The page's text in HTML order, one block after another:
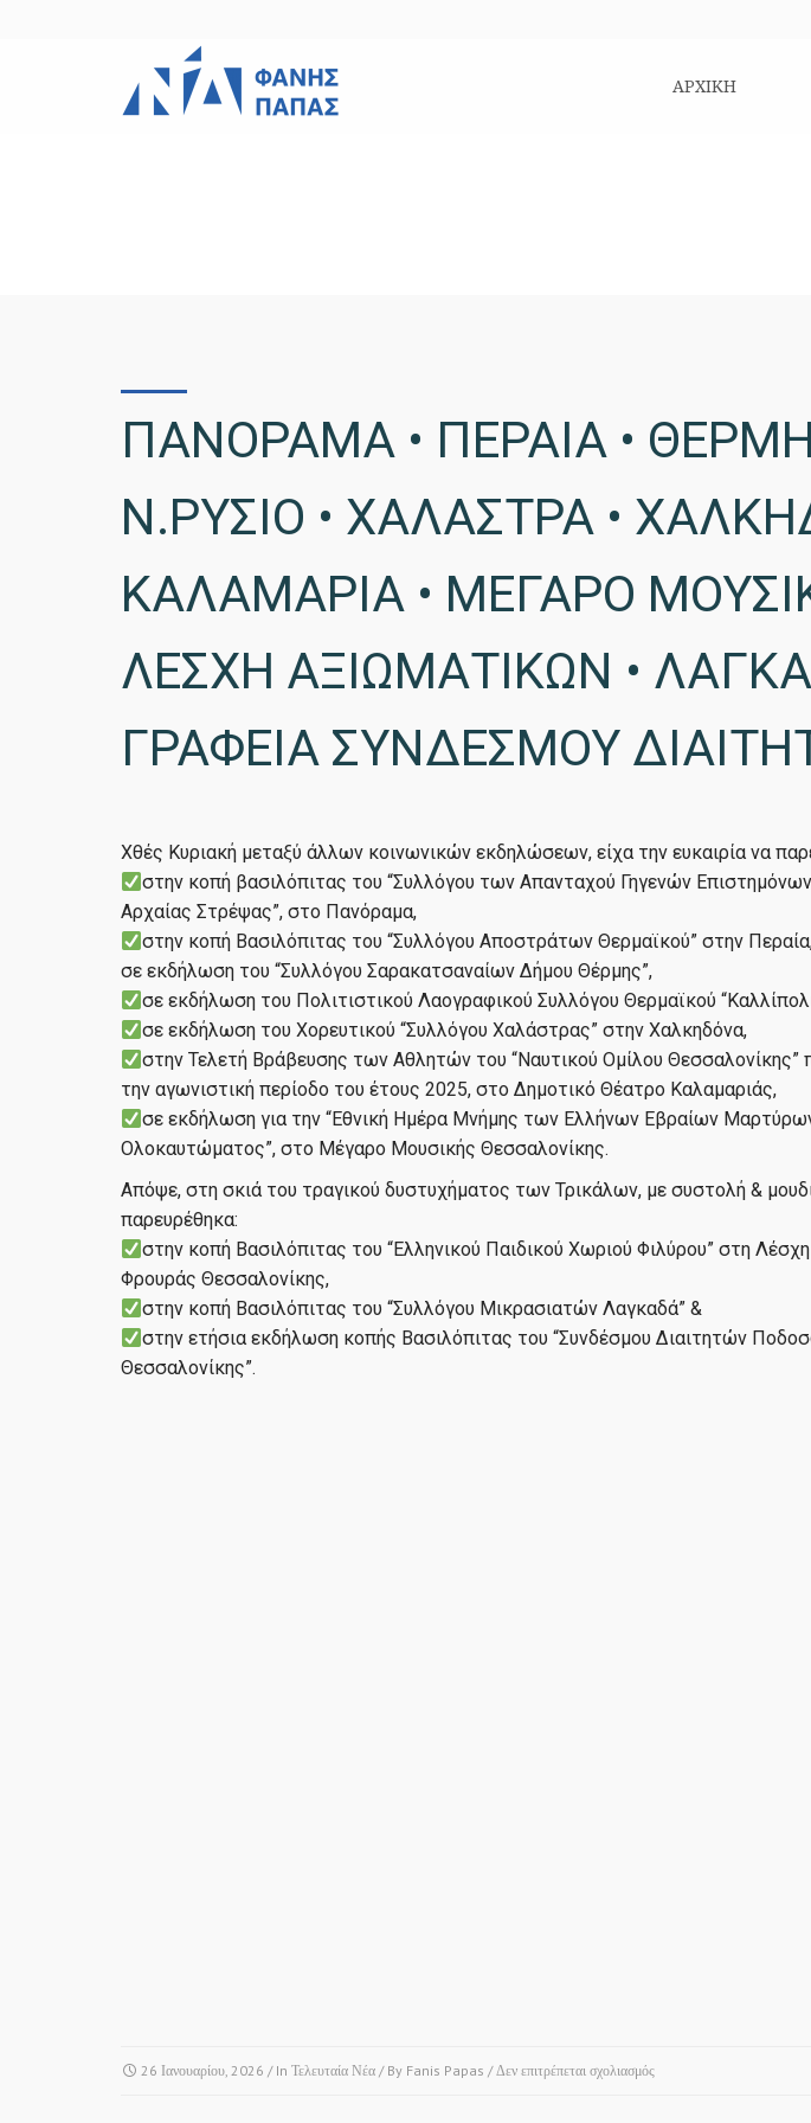
ΑΡΧΙΚΗ
ΠΑΝΟΡΑΜΑ • ΠΕΡΑΙΑ • ΘΕΡΜΗ
Ν.ΡΥΣΙΟ • ΧΑΛΑΣΤΡΑ •
ΚΑΛΑΜΑΡΙΑ • ΜΕΓΑΡΟ
ΛΕΣΧΗ ΑΞΙΩΜΑΤΙΚΩΝ •
ΓΡΑΦΕΙΑ ΣΥΝΔΕΣΜΟΥ
Χθές Κυριακή μεταξύ άλλων κοινωνικών εκδηλώσεων, είχα την ευκαιρία να
στην κοπή βασιλόπιτας του “Συλλόγου των Απανταχού Γηγενών
Αρχαίας Στρέψας”, στο Πανόραμα,
στην κοπή Βασιλόπιτας του “Συλλόγου Αποστράτων Θερμαϊκού” στην
σε εκδήλωση του “Συλλόγου Σαρακατσαναίων Δήμου Θέρμης”,
σε εκδήλωση του Πολιτιστικού Λαογραφικού Συλλόγου Θερμαϊκού
σε εκδήλωση του Χορευτικού “Συλλόγου Χαλάστρας” στην Χαλκηδόνα,
στην Τελετή Βράβευσης των Αθλητών του “Ναυτικού Ομίλου Θεσσαλονίκης”
την αγωνιστική περίοδο του έτους 2025, στο Δημοτικό Θέατρο Καλαμαριάς,
σε εκδήλωση για την “Εθνική Ημέρα Μνήμης των Ελλήνων Εβραίων
Ολοκαυτώματος”, στο Μέγαρο Μουσικής Θεσσαλονίκης.
Απόψε, στη σκιά του τραγικού δυστυχήματος των Τρικάλων, με συστολή &
παρευρέθηκα:
στην κοπή Βασιλόπιτας του “Ελληνικού Παιδικού Χωριού Φιλύρου” στη
Φρουράς Θεσσαλονίκης,
στην κοπή Βασιλόπιτας του “Συλλόγου Μικρασιατών Λαγκαδά” &
στην ετήσια εκδήλωση κοπής Βασιλόπιτας του “Συνδέσμου Διαιτητών
Θεσσαλονίκης”.
26 Ιανουαρίου, 2026 / In Τελευταία Νέα / By Fanis Papas /Δεν επιτρέπεται σχολιασμόςστο